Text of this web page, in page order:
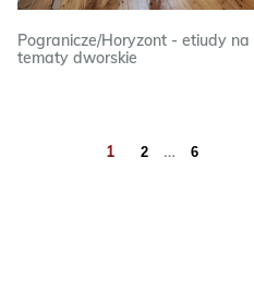
Pogranicze/Horyzont - etiudy na
tematy dworskie
1 2 … 6